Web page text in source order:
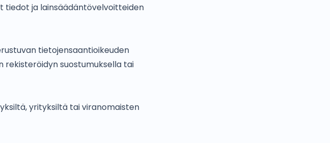
tiedot ja lainsäädäntövelvoitteiden
tietojensaantioikeuden
rekisteröidyn suostumuksella tai
yrityksiltä tai viranomaisten